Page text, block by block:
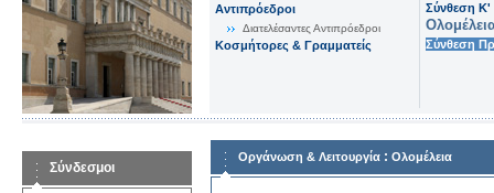
Αντιπρόεδροι
Διατελέσαντες Αντιπρόεδροι
Κοσμήτορες & Γραμματείς
Σύνθεση K'
Σύνθεση
Σύνδεσμοι
Οργάνωση & Λειτουργία : Ολομέλεια